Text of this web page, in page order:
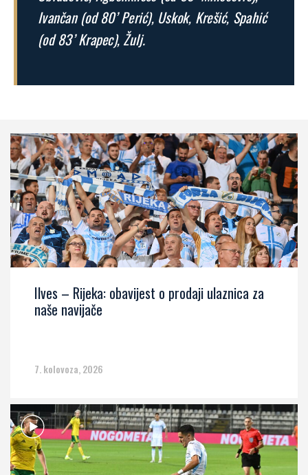
Ivančan (od 80’ Perić), Uskok, Krešić, Spahić
(od 83’ Krapec), Žulj.
Ilves – Rijeka: obavijest o prodaji ulaznica za
naše navijače
7. kolovoza, 2026